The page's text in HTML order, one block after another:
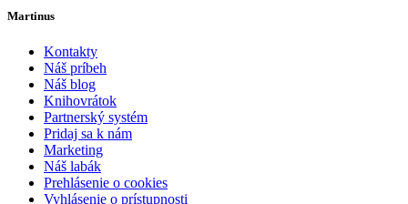
Martinus
Kontakty
Náš príbeh
Náš blog
Knihovrátok
Partnerský systém
Pridaj sa k nám
Marketing
Náš labák
Prehlásenie o cookies
Vyhlásenie o prístupnosti